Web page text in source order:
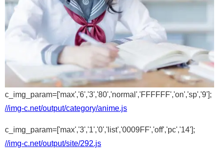
c_img_param=['max','6','3','80','normal','FFFFFF','on','sp','9'];
//img-c.net/output/category/anime.js
c_img_param=['max','3','1','0','list','0009FF','off','pc','14'];
//img-c.net/output/site/292.js